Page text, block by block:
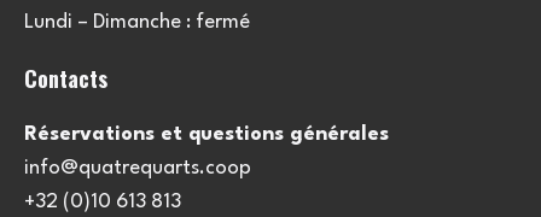
Lundi – Dimanche : fermé
Contacts
Réservations et questions générales
info@quatrequarts.coop
+32 (0)10 613 813